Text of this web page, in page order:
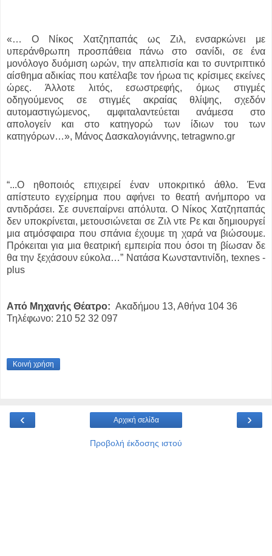
«… Ο Νίκος Χατζηπαπάς ως Ζιλ, ενσαρκώνει με
υπεράνθρωπη προσπάθεια πάνω στο σανίδι, σε ένα
μονόλογο δυόμιση ωρών, την απελπισία και το συντριπτικό
αίσθημα αδικίας που κατέλαβε τον ήρωα τις κρίσιμες εκείνες
ώρες. Άλλοτε λιτός, εσωστρεφής, όμως στιγμές
οδηγούμενος σε στιγμές ακραίας θλίψης, σχεδόν
αυτομαστιγώμενος, αμφιταλαντεύεται ανάμεσα στο
απολογείν και στο κατηγορώ των ίδιων του των
κατηγόρων…», Μάνος Δασκαλογιάννης, tetragwno.gr
“...Ο ηθοποιός επιχειρεί έναν υποκριτικό άθλο. Ένα
απίστευτο εγχείρημα που αφήνει το θεατή ανήμπορο να
αντιδράσει. Σε συνεπαίρνει απόλυτα. Ο Νίκος Χατζηπαπάς
δεν υποκρίνεται, μετουσιώνεται σε Ζιλ ντε Ρε και δημιουργεί
μια ατμόσφαιρα που σπάνια έχουμε τη χαρά να βιώσουμε.
Πρόκειται για μια θεατρική εμπειρία που όσοι τη βίωσαν δε
θα την ξεχάσουν εύκολα…” Νατάσα Κωνσταντινίδη, texnes -
plus
Από Μηχανής Θέατρο: Ακαδήμου 13, Αθήνα 104 36
Τηλέφωνο: 210 52 32 097
Κοινή χρήση
‹ ›
Αρχική σελίδα
Προβολή έκδοσης ιστού